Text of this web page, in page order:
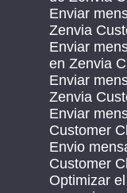
Enviar
Zenvia
Enviar
en Zenvia
Enviar
Zenvia
Enviar
Customer
Envio
Customer
Optimizar